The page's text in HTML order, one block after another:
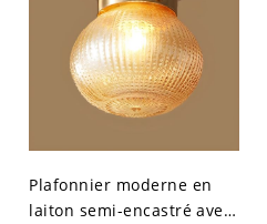
Plafonnier moderne en
laiton semi-encastré avec